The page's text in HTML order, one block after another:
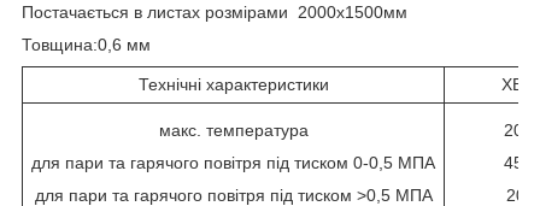
Постачається в листах розмірами 2000х1500мм
Товщина:0,6 мм
Технічні характеристики ХВ
макс. температура
для пари та гарячого повітря під тиском 0-0,5 МПА
для пари та гарячого повітря під тиском >0,5 МПА
200
450
200